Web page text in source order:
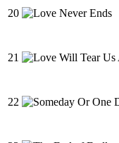
20
21
22